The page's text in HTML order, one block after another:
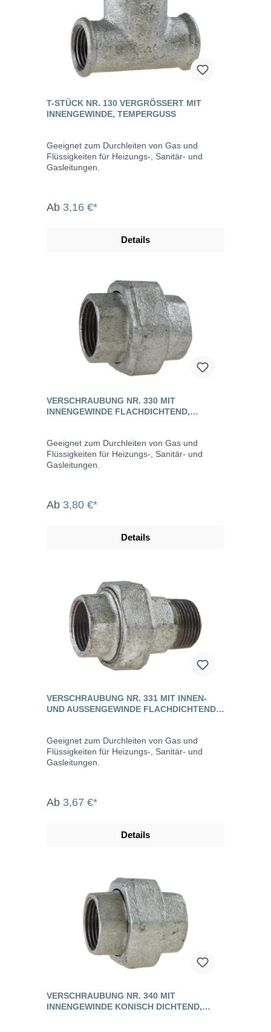
T-STÜCK NR. 130 VERGRÖSSERT MIT I
NNENGEWINDE, TEMPERGUSS
Geeignet zum Durchleiten von Gas und
Flüssigkeiten für Heizungs-, Sanitär- und
Gasleitungen.
Ab 3,16 €*
Details
VERSCHRAUBUNG NR. 330 MIT
INNENGEWINDE FLACHDICHTEND,
Geeignet zum Durchleiten von Gas und
Flüssigkeiten für Heizungs-, Sanitär- und
Gasleitungen.
Ab 3,80 €*
Details
VERSCHRAUBUNG NR. 331 MIT INNEN-
UND AUSSENGEWINDE FLACHDICHTEND, T
Geeignet zum Durchleiten von Gas und
Flüssigkeiten für Heizungs-, Sanitär- und
Gasleitungen.
Ab 3,67 €*
Details
VERSCHRAUBUNG NR. 340 MIT
INNENGEWINDE KONISCH DICHTEND,